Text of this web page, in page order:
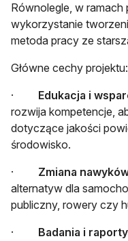
Równolegle, w
wykorzystanie
metoda pracy ze
Główne cechy projektu:
· Edukacja i
rozwija kompetencje,
dotyczące jakości
środowisko.
· Zmiana
alternatyw dla
publiczny, rowery czy
· Badania i raporty